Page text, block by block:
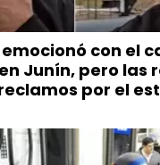
con el
Junín, pero las
por el